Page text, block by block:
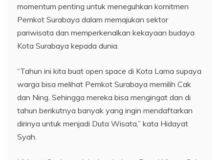
momentum penting untuk meneguhkan komitmen
Pemkot Surabaya dalam memajukan sektor
pariwisata dan memperkenalkan kekayaan budaya
Kota Surabaya kepada dunia.
“Tahun ini kita buat open space di Kota Lama supaya
warga bisa melihat Pemkot Surabaya memilih Cak
dan Ning. Sehingga mereka bisa mengingat dan di
tahun berikutnya banyak yang ingin mendaftarkan
dirinya untuk menjadi Duta Wisata,” kata Hidayat
Syah.